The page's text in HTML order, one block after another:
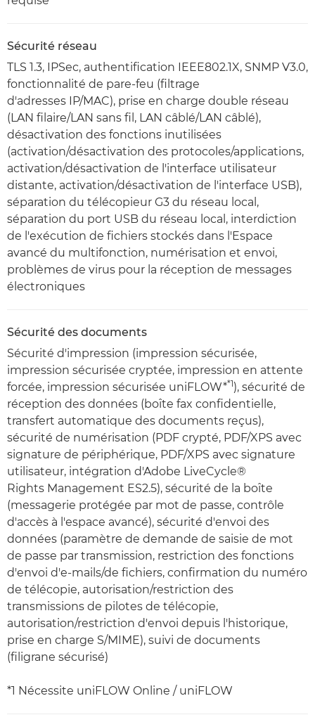
Sécurité réseau
TLS 1.3, IPSec, authentification IEEE802.1X, SNMP V3.0,
fonctionnalité de pare-feu (filtrage
d'adresses IP/MAC), prise en charge double réseau
(LAN filaire/LAN sans fil, LAN câblé/LAN câblé),
désactivation des fonctions inutilisées
(activation/désactivation des protocoles/applications,
activation/désactivation de l'interface utilisateur
distante, activation/désactivation de l'interface USB),
séparation du télécopieur G3 du réseau local,
séparation du port USB du réseau local, interdiction
de l'exécution de fichiers stockés dans l'Espace
avancé du multifonction, numérisation et envoi,
problèmes de virus pour la réception de messages
électroniques
Sécurité des documents
Sécurité d'impression (impression sécurisée,
impression sécurisée cryptée, impression en attente
forcée, impression sécurisée uniFLOW**1), sécurité de
réception des données (boîte fax confidentielle,
transfert automatique des documents reçus),
sécurité de numérisation (PDF crypté, PDF/XPS avec
signature de périphérique, PDF/XPS avec signature
utilisateur, intégration d'Adobe LiveCycle®
Rights Management ES2.5), sécurité de la boîte
(messagerie protégée par mot de passe, contrôle
d'accès à l'espace avancé), sécurité d'envoi des
données (paramètre de demande de saisie de mot
de passe par transmission, restriction des fonctions
d'envoi d'e-mails/de fichiers, confirmation du numéro
de télécopie, autorisation/restriction des
transmissions de pilotes de télécopie,
autorisation/restriction d'envoi depuis l'historique,
prise en charge S/MIME), suivi de documents
(filigrane sécurisé)
*1 Nécessite uniFLOW Online / uniFLOW